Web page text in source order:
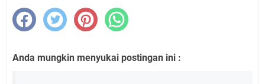
Anda mungkin menyukai postingan ini :